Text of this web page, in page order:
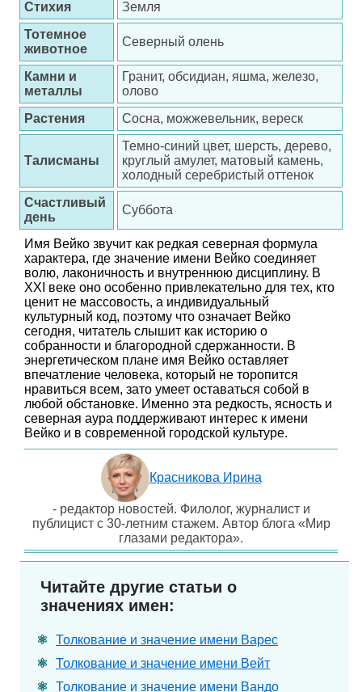
Стихия
Земля
Тотемное
животное
Северный олень
Камни и
металлы
Гранит, обсидиан, яшма, железо,
олово
Растения
Сосна, можжевельник, вереск
Талисманы
Темно-синий цвет, шерсть, дерево,
круглый амулет, матовый камень,
холодный серебристый оттенок
Счастливый
день
Суббота
Имя Вейко звучит как редкая северная формула
характера, где значение имени Вейко соединяет
волю, лаконичность и внутреннюю дисциплину. В
XXI веке оно особенно привлекательно для тех, кто
ценит не массовость, а индивидуальный
культурный код, поэтому что означает Вейко
сегодня, читатель слышит как историю о
собранности и благородной сдержанности. В
энергетическом плане имя Вейко оставляет
впечатление человека, который не торопится
нравиться всем, зато умеет оставаться собой в
любой обстановке. Именно эта редкость, ясность и
северная аура поддерживают интерес к имени
Вейко и в современной городской культуре.
Красникова Ирина
- редактор новостей. Филолог, журналист и
публицист с 30-летним стажем. Автор блога «Мир
глазами редактора».
Читайте другие статьи о
значениях имен:
Толкование и значение имени Варес
Толкование и значение имени Вейт
Толкование и значение имени Вандо